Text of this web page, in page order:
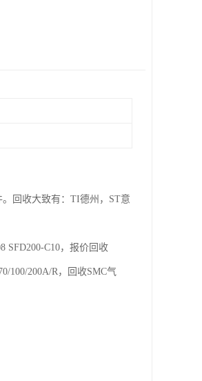
回收大致有：TI德州，ST意
SFD200-C10，报价回收
100/200A/R，回收SMC气